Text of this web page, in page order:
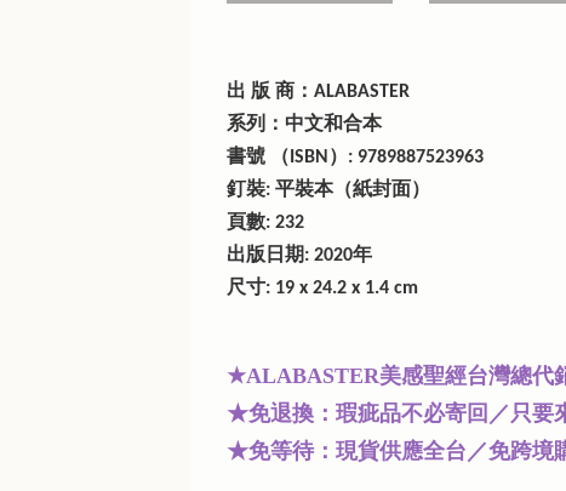
出 版 商：ALABASTER
系列：中文和合本
書號 （ISBN）: 9789887523963
釘裝: 平裝本（紙封面）
頁數: 232
出版日期: 2020年
尺寸: 19 x 24.2 x 1.4 cm
★ALABASTER美感聖經台灣總代
★免退換：瑕疵品不必寄回／只要
★免等待：現貨供應全台／免跨境